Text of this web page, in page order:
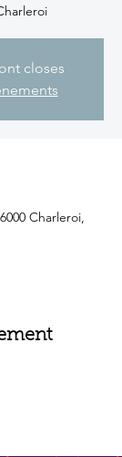
closes
Charleroi,